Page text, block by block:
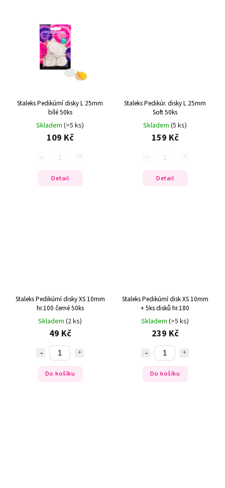
Staleks Pedikúrní disky L 25mm
bílé 50ks
Skladem (>5 ks)
109 Kč
Detail
Staleks Pedikúr. disky L 25mm
Soft 50ks
Skladem (5 ks)
159 Kč
Detail
Staleks Pedikúrní disky XS 10mm
hr.100 černé 50ks
Skladem (2 ks)
49 Kč
Do košíku
Staleks Pedikúrní disk XS 10mm
+ 5ks disků hr.180
Skladem (>5 ks)
239 Kč
Do košíku